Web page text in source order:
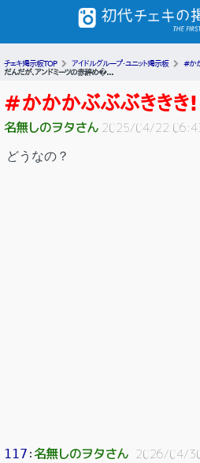
チェキ掲示板TOP アイドルグループ・ユニット掲示板 #か
だんだが、アンドミーツの赤辞め�...
#かかかぶぶぶきき
名無しのヲタさん 2025/04/22
どうなの？
117 ：名無しのヲタさん 2026/04/